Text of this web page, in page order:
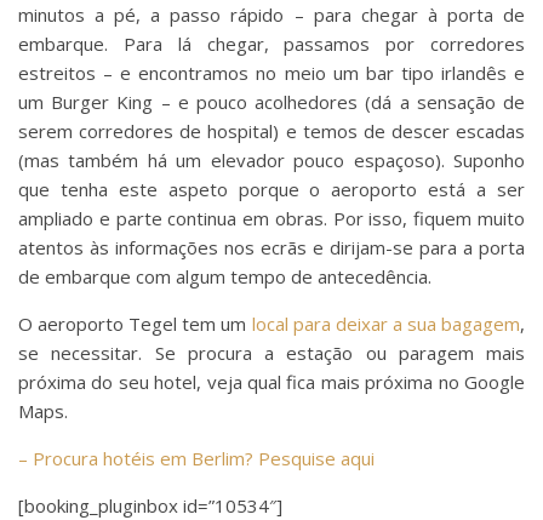
minutos a pé, a passo rápido – para chegar à porta de
embarque. Para lá chegar, passamos por corredores
estreitos – e encontramos no meio um bar tipo irlandês e
um Burger King – e pouco acolhedores (dá a sensação de
serem corredores de hospital) e temos de descer escadas
(mas também há um elevador pouco espaçoso). Suponho
que tenha este aspeto porque o aeroporto está a ser
ampliado e parte continua em obras. Por isso, fiquem muito
atentos às informações nos ecrãs e dirijam-se para a porta
de embarque com algum tempo de antecedência.
O aeroporto Tegel tem um local para deixar a sua bagagem,
se necessitar. Se procura a estação ou paragem mais
próxima do seu hotel, veja qual fica mais próxima no Google
Maps.
– Procura hotéis em Berlim? Pesquise aqui
[booking_pluginbox id=”10534″]